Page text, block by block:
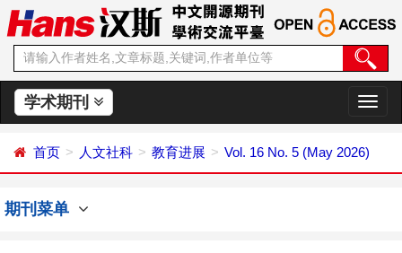
学术期刊
切
换
航
首页 人文社科 教育进展 Vol. 16 No. 5 (May 2026)
期刊菜单